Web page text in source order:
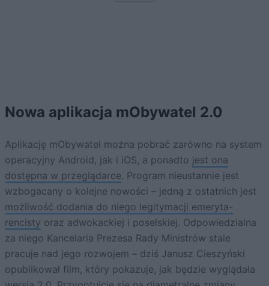
Nowa aplikacja mObywatel 2.0
Aplikację mObywatel można pobrać zarówno na system
operacyjny Android, jak i iOS, a ponadto jest ona
dostępna w przeglądarce. Program nieustannie jest
wzbogacany o kolejne nowości – jedną z ostatnich jest
możliwość dodania do niego legitymacji emeryta-
rencisty oraz adwokackiej i poselskiej. Odpowiedzialna
za niego Kancelaria Prezesa Rady Ministrów stale
pracuje nad jego rozwojem – dziś Janusz Cieszyński
opublikował film, który pokazuje, jak będzie wyglądała